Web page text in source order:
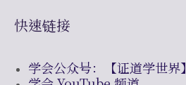
快速链接
学会公众号：【证道学世界】